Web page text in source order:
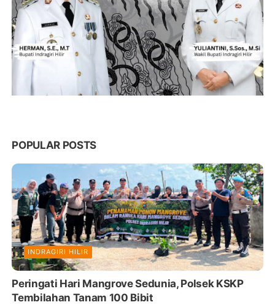
POPULAR POSTS
INDRAGIRI HILIR
Peringati Hari Mangrove Sedunia, Polsek KSKP
Tembilahan Tanam 100 Bibit